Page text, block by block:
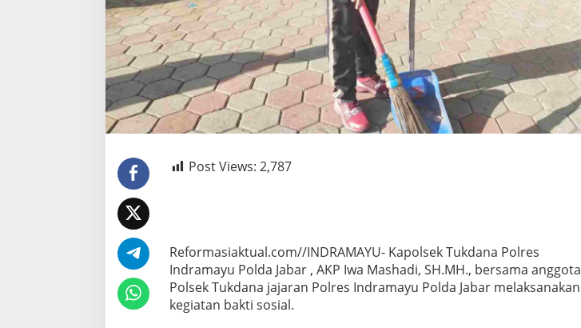
Post Views: 2,787
Reformasiaktual.com//INDRAMAYU- Kapolsek Tukdana Polres
Indramayu Polda Jabar , AKP Iwa Mashadi, SH.MH., bersama anggota
Polsek Tukdana jajaran Polres Indramayu Polda Jabar melaksanakan
kegiatan bakti sosial.